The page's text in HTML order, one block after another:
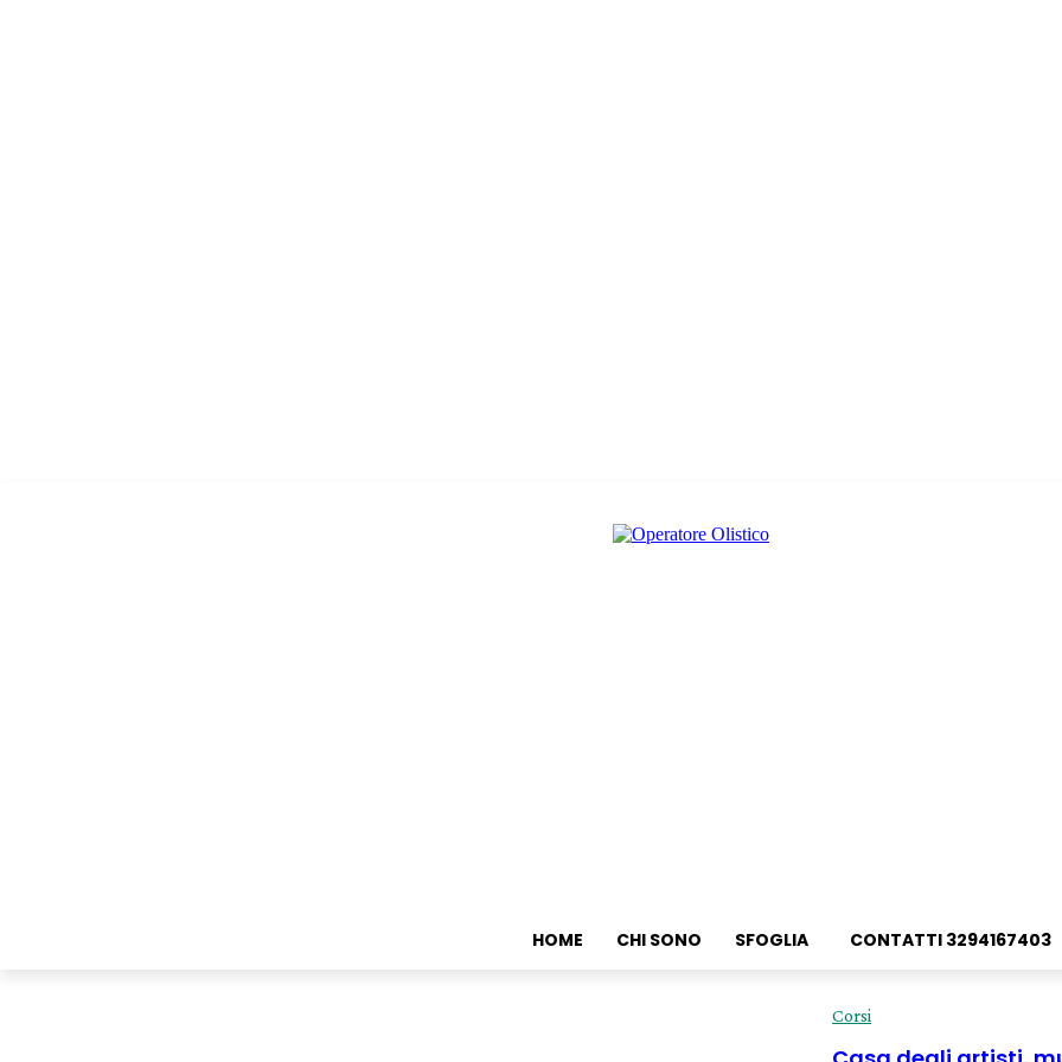
HOME CHI SONO SFOGLIA CONTATTI 3294167403
Corsi